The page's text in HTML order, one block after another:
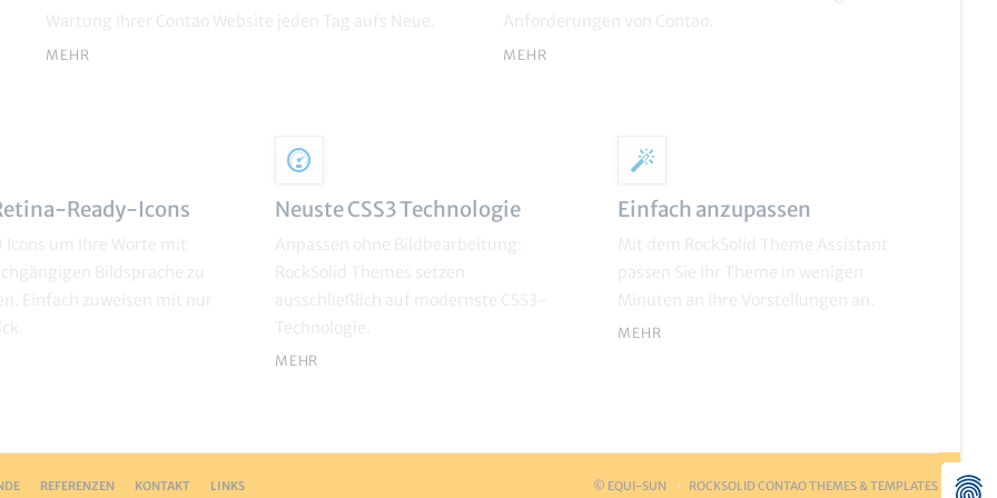
Wartung Ihrer Contao Website jeden Tag aufs Neue.
MEHR
Anforderungen von Contao.
MEHR
Ready-Icons
um Ihre Worte mit
Bildsprache zu
Einfach zuweisen mit nur
Neuste CSS3 Technologie
Anpassen ohne Bildbearbeitung:
RockSolid Themes setzen
ausschließlich auf modernste CSS3-
Technologie.
MEHR
Einfach anzupassen
Mit dem RockSolid Theme Assistant
passen Sie Ihr Theme in wenigen
Minuten an Ihre Vorstellungen an.
MEHR
REFERENZEN KONTAKT LINKS © EQUI-SUN ROCKSOLID CONTAO THEMES & TEMPLATES